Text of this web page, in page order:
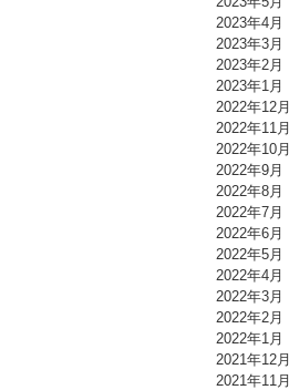
2023年4月
2023年3月
2023年2月
2023年1月
2022年12月
2022年11月
2022年10月
2022年9月
2022年8月
2022年7月
2022年6月
2022年5月
2022年4月
2022年3月
2022年2月
2022年1月
2021年12月
2021年11月